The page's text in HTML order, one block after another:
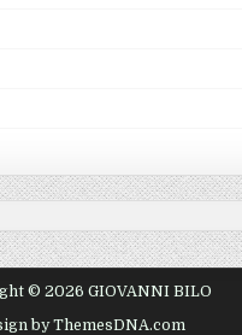
© 2026 GIOVANNI BILO
by ThemesDNA.com